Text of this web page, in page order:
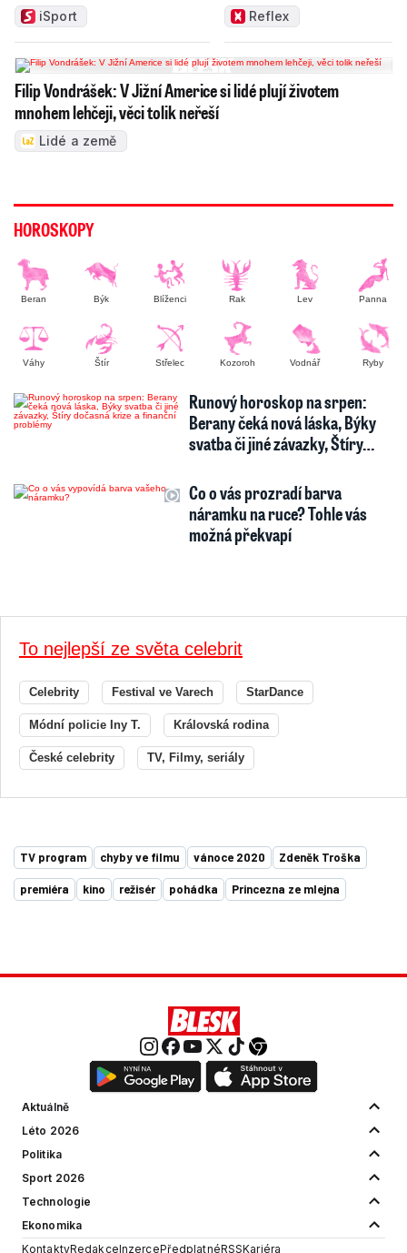
iSport Reflex
Filip Vondrášek: V Jižní Americe si lidé plují životem
mnohem lehčeji, věci tolik neřeší
Lidé a země
HOROSKOPY
Beran Býk Blíženci Rak Lev Panna
Váhy Štír Střelec Kozoroh Vodnář Ryby
Runový horoskop na srpen:
Berany čeká nová láska, Býky
svatba či jiné závazky, Štíry…
Co o vás prozradí barva
náramku na ruce? Tohle vás
možná překvapí
To nejlepší ze světa celebrit
Celebrity Festival ve Varech StarDance
Módní policie Iny T. Královská rodina
České celebrity TV, Filmy, seriály
TV program chyby ve filmu vánoce 2020 Zdeněk Troška
premiéra kino režisér pohádka Princezna ze mlejna
Aktuálně
Léto 2026
Politika
Sport 2026
Technologie
Ekonomika
KontaktyRedakceInzercePředplatnéRSSKariéra